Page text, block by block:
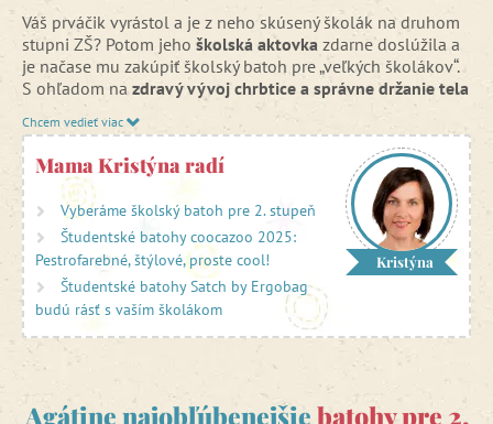
Váš prváčik vyrástol a je z neho skúsený školák na druhom
stupni ZŠ? Potom jeho školská aktovka zdarne doslúžila a
je načase mu zakúpiť školský batoh pre „veľkých školákov“.
S ohľadom na zdravý vývoj chrbtice a správne držanie tela
vášho dieťaťa, ktoré sa stále vyvíja, odporúčame vyberať iba
certifikované školské batohyosvedčených značiek.
Kto hľadá špičkovú kvalitu, volí školské batohy českého
výrobcu Topgal
Topgal ponúka
pre školákov na druhom stupni prepracované školské
batohy s originálnym dizajnom . Hama okrem školských
aktoviek vyrába školské batohycoocazoo
, ktorých kvalita je
oceňovaná odborníkmi i používateľmi.
Vyberte u nás špičkový školský batoh s dopravou
zadarmo!
Chcem vedieť viac
Mama Kristýna radí
Vyberáme školský batoh pre 2. stupeň
Študentské batohy coocazoo 2025:
Pestrofarebné, štýlové, proste cool!
Študentské batohy Satch by Ergobag
budú rásť s vaším školákom
Kristýna
Agátine najobľúbenejšiebatohy pre 2.